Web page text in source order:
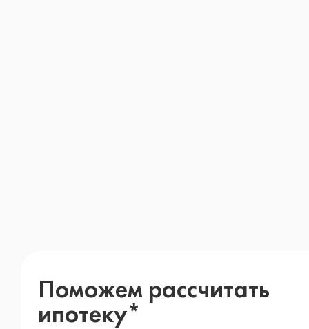
Поможем рассчитать
ипотеку*